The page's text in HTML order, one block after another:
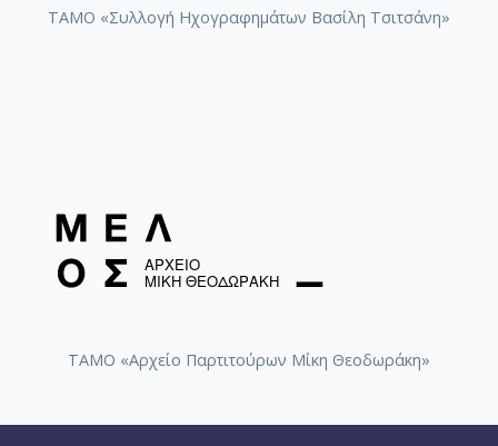
ΤΑΜΟ «Συλλογή Ηχογραφημάτων Βασίλη Τσιτσάνη»
ΤΑΜΟ «Αρχείο Παρτιτούρων Μίκη Θεοδωράκη»